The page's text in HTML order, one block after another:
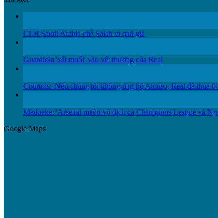
CLB Saudi Arabia chê Salah vì quá già
Guardiola 'xát muối' vào vết thương của Real
Courtois: 'Nếu chúng tôi không ủng hộ Alonso, Real đã thua
Madueke: 'Arsenal muốn vô địch cả Champions League và
Google Maps